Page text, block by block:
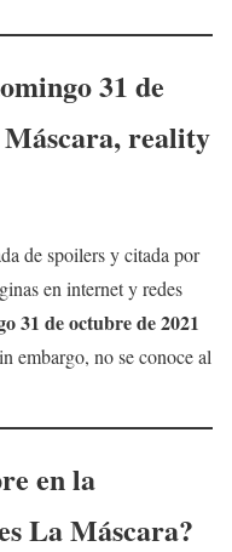
31 de
reality
de spoilers y citada por
en internet y redes
31 de octubrede 2021
embargo, no se conoce al
en la
La Máscara?